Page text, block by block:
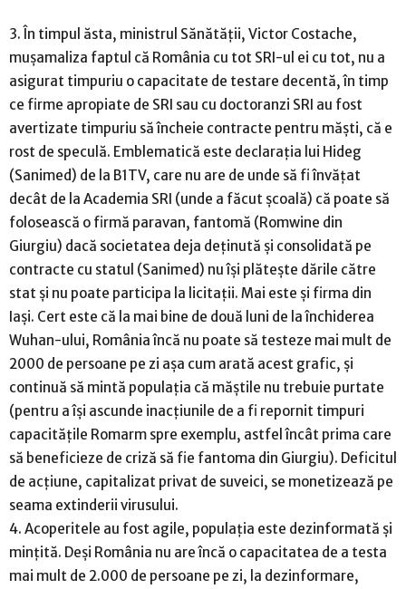
3. În timpul ăsta, ministrul Sănătății, Victor Costache,
mușamaliza faptul că România cu tot SRI-ul ei cu tot, nu a
asigurat timpuriu o capacitate de testare decentă, în timp
ce firme apropiate de SRI sau cu doctoranzi SRI au fost
avertizate timpuriu să încheie contracte pentru măști, că e
rost de speculă. Emblematică este declarația lui Hideg
(Sanimed) de la B1TV, care nu are de unde să fi învățat
decât de la Academia SRI (unde a făcut școală) că poate să
folosească o firmă paravan, fantomă (Romwine din
Giurgiu) dacă societatea deja deținută și consolidată pe
contracte cu statul (Sanimed) nu își plătește dările către
stat și nu poate participa la licitații. Mai este și firma din
Iași. Cert este că la mai bine de două luni de la închiderea
Wuhan-ului, România încă nu poate să testeze mai mult de
2000 de persoane pe zi așa cum arată acest grafic, și
continuă să mintă populația că măștile nu trebuie purtate
(pentru a își ascunde inacțiunile de a fi repornit timpuri
capacitățile Romarm spre exemplu, astfel încât prima care
să beneficieze de criză să fie fantoma din Giurgiu). Deficitul
de acțiune, capitalizat privat de suveici, se monetizează pe
seama extinderii virusului.
4. Acoperitele au fost agile, populația este dezinformată și
mințită. Deși România nu are încă o capacitatea de a testa
mai mult de 2.000 de persoane pe zi, la dezinformare,